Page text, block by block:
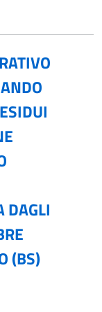
DAGLI
(BS)